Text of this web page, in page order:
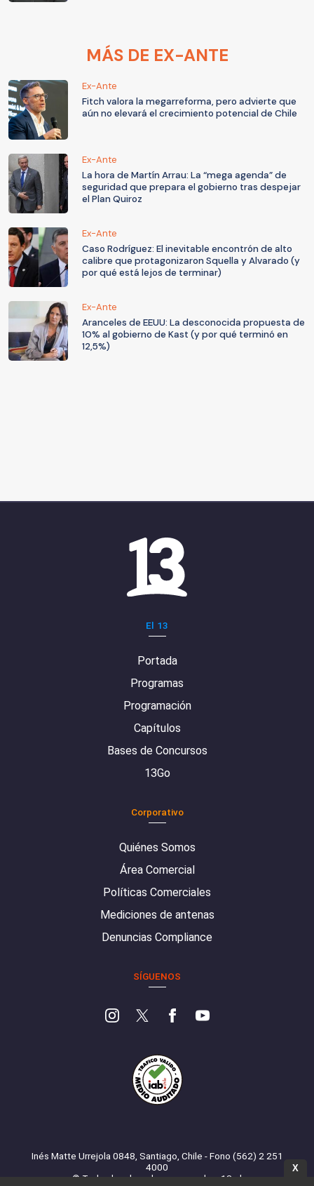
MÁS DE EX-ANTE
Ex-Ante
Fitch valora la megarreforma, pero advierte que
aún no elevará el crecimiento potencial de Chile
Ex-Ante
La hora de Martín Arrau: La “mega agenda” de
seguridad que prepara el gobierno tras despejar
el Plan Quiroz
Ex-Ante
Caso Rodríguez: El inevitable encontrón de alto
calibre que protagonizaron Squella y Alvarado (y
por qué está lejos de terminar)
Ex-Ante
Aranceles de EEUU: La desconocida propuesta de
10% al gobierno de Kast (y por qué terminó en
12,5%)
El 13
Portada
Programas
Programación
Capítulos
Bases de Concursos
13Go
Corporativo
Quiénes Somos
Área Comercial
Políticas Comerciales
Mediciones de antenas
Denuncias Compliance
SÍGUENOS
Inés Matte Urrejola 0848, Santiago, Chile - Fono (562) 2 251
4000
© Todos los derechos reservados. 13.cl
X